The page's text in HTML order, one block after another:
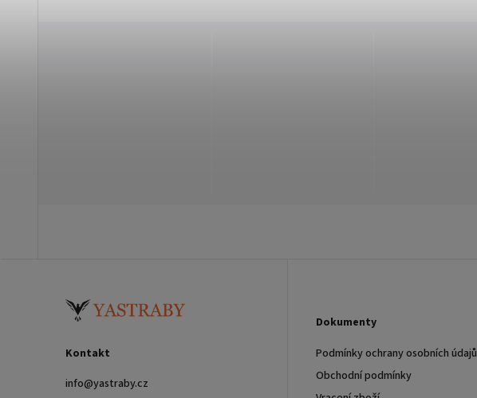
Kontakt
info@yastraby.cz
Dokumenty
Podmínky ochrany osobních údajů
Obchodní podmínky